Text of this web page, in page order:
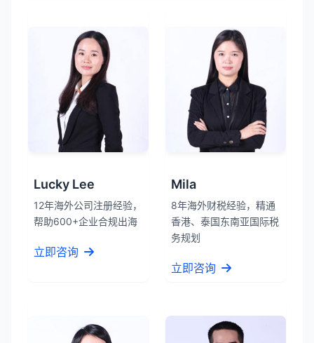
Lucky Lee
12年海外公司注册经验，
帮助600+企业合规出海
立即咨询
Mila
8年海外财税经验，精通
香港、泰国东南亚国际税
务规划
立即咨询